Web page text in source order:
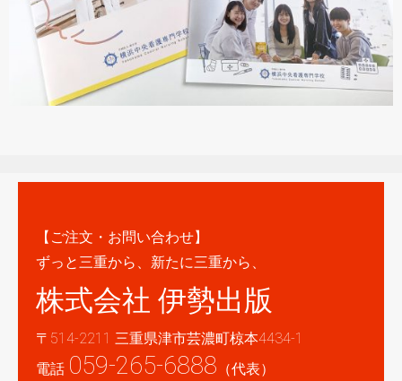
【ご注文・お問い合わせ】
ずっと三重から、新たに三重から、
株式会社 伊勢出版
〒514-2211 三重県津市芸濃町椋本4434-1
電話 059-265-6888 （代表）